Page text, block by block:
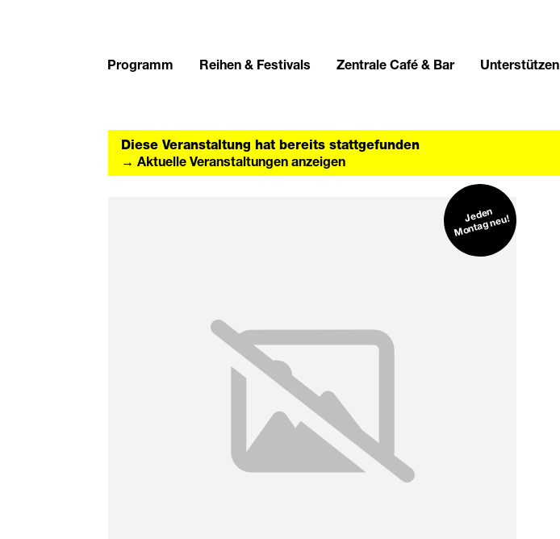
Programm Reihen & Festivals Zentrale Café & Bar Unterstützen
Diese Veranstaltung hat bereits stattgefunden
→ Aktuelle Veranstaltungen anzeigen
Jeden
Montag neu!